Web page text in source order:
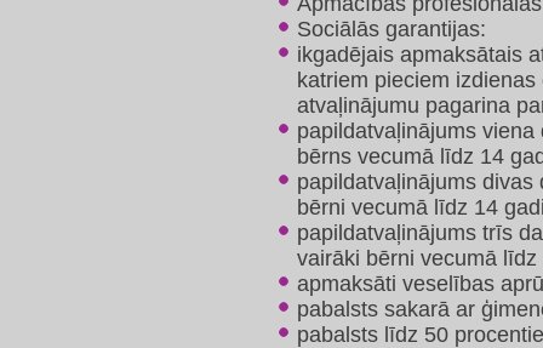
Sociālās garantijas:
ikgadējais apmaksātais
katriem pieciem
atvaļinājumu pagarina
papildatvaļinājums
bērns vecumā līdz 14
papildatvaļinājums
bērni vecumā līdz 14
papildatvaļinājums trīs
vairāki bērni vecumā
apmaksāti veselības
pabalsts sakarā ar
pabalsts līdz 50